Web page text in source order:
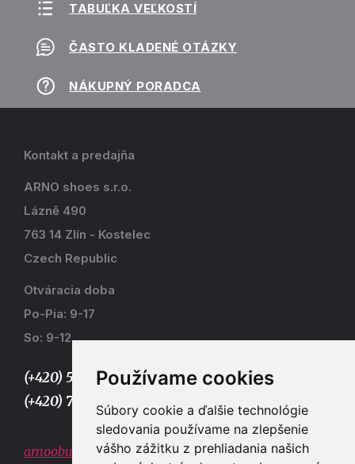
Používame cookies
Súbory cookie a ďalšie technológie
sledovania používame na zlepšenie
vášho zážitku z prehliadania našich
TABUĽKA VEĽKOSTÍ
ČASTO KLADENÉ OTÁZKY
NÁKUPNÝ PORADCA
Kontakt a predajňa
ARNO shoes s.r.o.
Lázně 490
763 14 Zlín - Kostelec
Czech Republic
Otváracia doba
Po-Pia: 9-17
So: 9-12
(+420) 577 915 036,
(+420) 773 667 390
arnoobuv@gmail.com